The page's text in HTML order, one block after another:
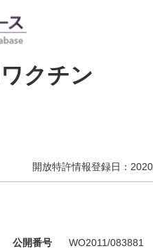
クチン
開放特許情報登録日：
公開番号 WO2011/083881